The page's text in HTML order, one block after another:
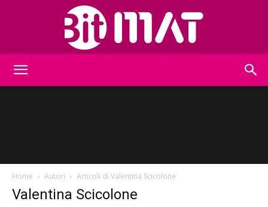
Home Autori Articoli di Valentina Scicolone
Valentina Scicolone